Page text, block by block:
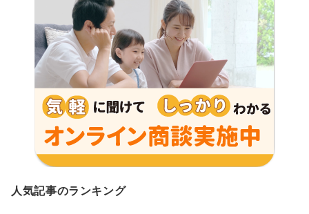
人気記事のランキング